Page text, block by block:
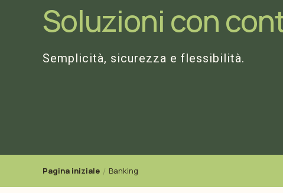
Soluzioni con
Semplicità, sicurezza e flessibilità.
Pagina iniziale Banking